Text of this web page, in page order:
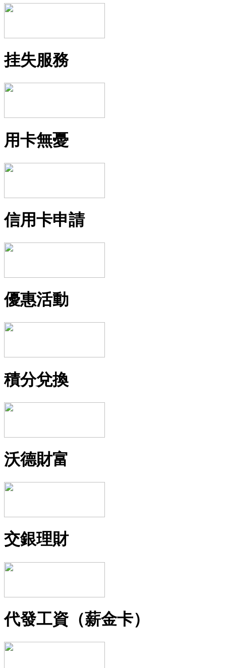
挂失服務
用卡無憂
信用卡申請
優惠活動
積分兌換
沃德財富
交銀理財
代發工資（薪金卡）